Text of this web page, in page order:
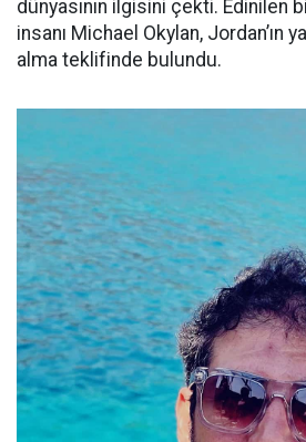
dünyasının ilgisini çekti. Edinilen
insanı Michael Okylan, Jordan’ın
alma teklifinde bulundu.